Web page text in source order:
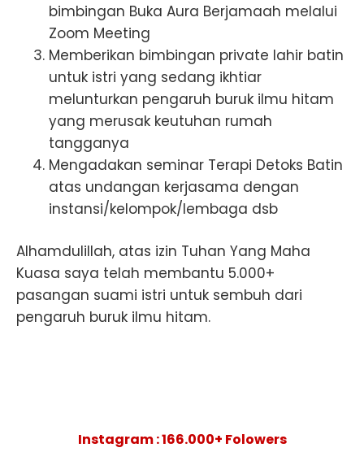
bimbingan Buka Aura Berjamaah melalui
Zoom Meeting
Memberikan bimbingan private lahir batin
untuk istri yang sedang ikhtiar
melunturkan pengaruh buruk ilmu hitam
yang merusak keutuhan rumah
tangganya
Mengadakan seminar Terapi Detoks Batin
atas undangan kerjasama dengan
instansi/kelompok/lembaga dsb
Alhamdulillah, atas izin Tuhan Yang Maha
Kuasa saya telah membantu 5.000+
pasangan suami istri untuk sembuh dari
pengaruh buruk ilmu hitam.
Instagram : 166.000+ Folowers